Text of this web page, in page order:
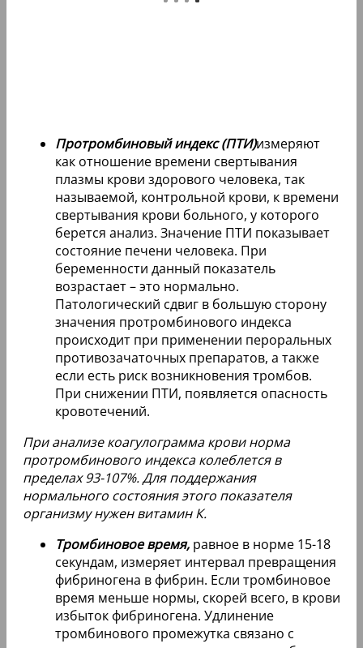
Протромбиновый индекс (ПТИ)измеряют
как отношение времени свертывания
плазмы крови здорового человека, так
называемой, контрольной крови, к времени
свертывания крови больного, у которого
берется анализ. Значение ПТИ показывает
состояние печени человека. При
беременности данный показатель
возрастает – это нормально.
Патологический сдвиг в большую сторону
значения протромбинового индекса
происходит при применении пероральных
противозачаточных препаратов, а также
если есть риск возникновения тромбов.
При снижении ПТИ, появляется опасность
кровотечений.
При анализе коагулограмма крови норма
протромбинового индекса колеблется в
пределах 93-107%. Для поддержания
нормального состояния этого показателя
организму нужен витамин К.
Тромбиновое время, равное в норме 15-18
секундам, измеряет интервал превращения
фибриногена в фибрин. Если тромбиновое
время меньше нормы, скорей всего, в крови
избыток фибриногена. Удлинение
тромбинового промежутка связано с